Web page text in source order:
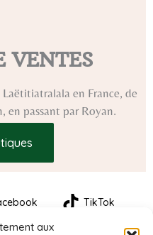
aux
VENTES
en France, de
en passant par Royan.
TikTok